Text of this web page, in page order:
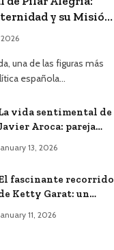
y su Misión
una de las figuras más
española…
vida sentimental de
Aroca: pareja
Barceló
13, 2026
fascinante recorrido
Ketty Garat: un
11, 2026